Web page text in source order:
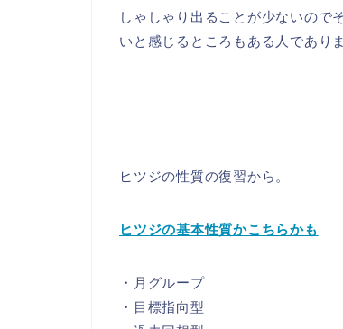
しゃしゃり出ることが少ないので
いと感じるところもある人でありま
ヒツジの性質の復習から。
ヒツジの基本性質かこちらかも
・月グループ
・目標指向型